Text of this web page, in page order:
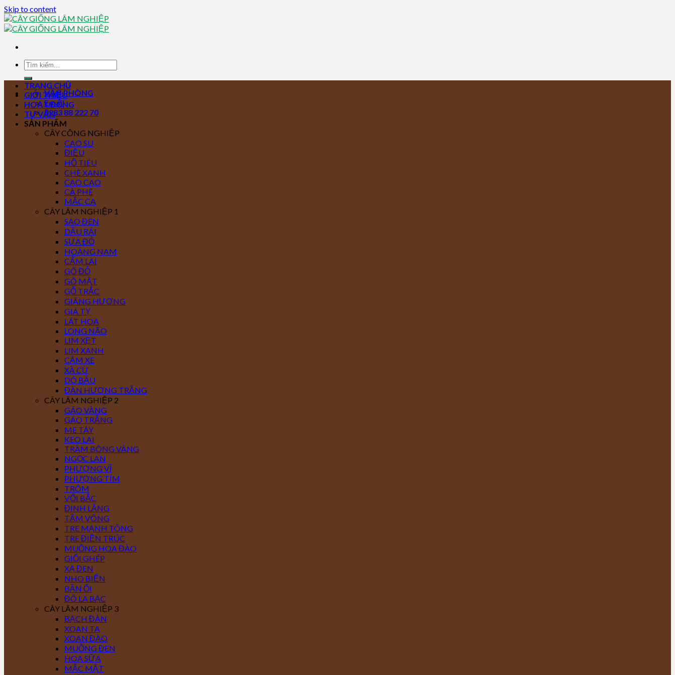
Skip to content
VĂN PHÒNG
Email
0283 88 222 70
TRANG CHỦ
GIỚI THIỆU
HOẠT ĐỘNG
TƯ VẤN
SẢN PHẨM
CÂY CÔNG NGHIỆP
CAO SU
ĐIỀU
HỒ TIÊU
CHÈ XANH
CAO CAO
CÀ PHÊ
MẮC CA
CÂY LÂM NGHIỆP 1
SAO ĐEN
DẦU RÁI
SƯA ĐỎ
HOÀNG NAM
CẨM LAI
GÕ ĐỎ
GÕ MẬT
GỖ TRẮC
GIÁNG HƯƠNG
GIÁ TỴ
LÁT HOA
LONG NÃO
LIM XẸT
LIM XANH
CĂM XE
XÀ CỪ
DÓ BẦU
ĐÀN HƯƠNG TRẮNG
CÂY LÂM NGHIỆP 2
GÁO VÀNG
GÁO TRẮNG
ME TÂY
KEO LAI
TRÀM BÔNG VÀNG
NGỌC LAN
PHƯỢNG VĨ
PHƯỢNG TÍM
TRÔM
VỐI BẮC
ĐINH LĂNG
TẦM VÔNG
TRE MẠNH TÔNG
TRE ĐIỀN TRÚC
MUỒNG HOA ĐÀO
GIỔI GHÉP
XẠ ĐEN
NHO BIỂN
BẦN ỔI
ĐÔ LA BẠC
CÂY LÂM NGHIỆP 3
BẠCH ĐÀN
XOAN TA
XOAN ĐÀO
MUỒNG ĐEN
HOA SỮA
MẮC MẬT